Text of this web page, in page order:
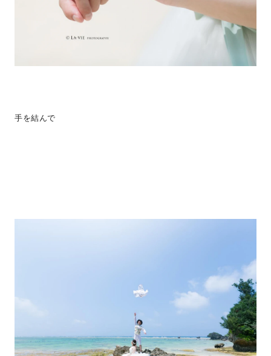
手を結んで